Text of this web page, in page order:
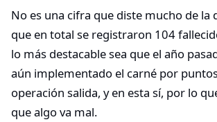
No es una cifra que diste mucho de la
que en total se registraron 104
lo más destacable sea que el año
aún implementado el carné por
operación salida, y en esta sí, por lo
que algo va mal.